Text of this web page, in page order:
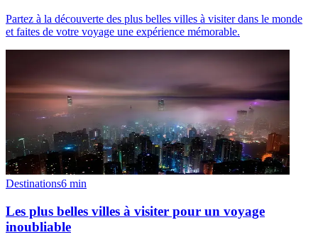
Partez à la découverte des plus belles villes à visiter dans le monde
et faites de votre voyage une expérience mémorable.
Destinations6 min
Les plus belles villes à visiter pour un voyage
inoubliable